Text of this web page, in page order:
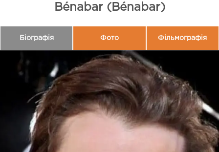
Bénabar (Bénabar)
Біографія Фото Фільмографія